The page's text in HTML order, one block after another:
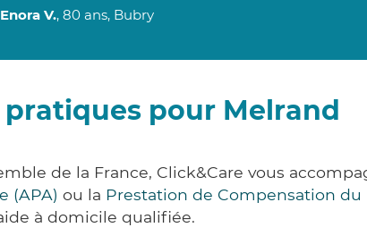
Enora V., 80 ans, Bubry
pour Melrand
de la France, Click&Care vous
(APA) ou la Prestation de Compensation du
à domicile qualifiée.